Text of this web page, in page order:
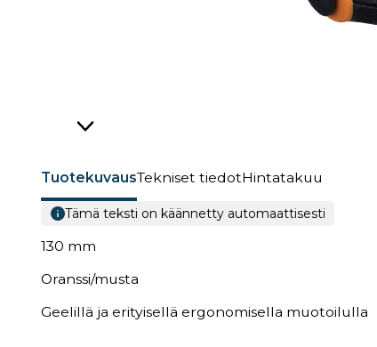
TuotekuvausTekniset tiedotHintatakuu
Tämä teksti on käännetty automaattisesti
130 mm
Oranssi/musta
Geelillä ja erityisellä ergonomisella muotoilulla